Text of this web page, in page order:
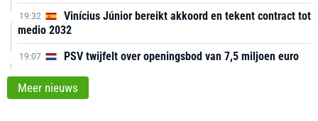
19:32
Vinícius Júnior bereikt akkoord en tekent contract tot
medio 2032
19:07 PSV twijfelt over openingsbod van 7,5 miljoen euro
Meer nieuws